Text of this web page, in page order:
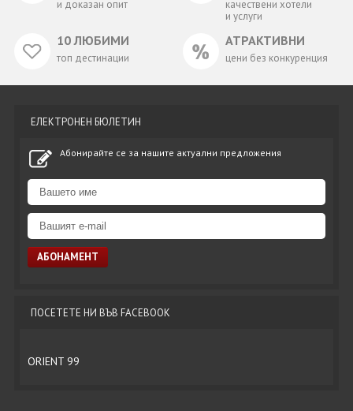
и доказан опит
качествени хотели
и услуги
10 ЛЮБИМИ
топ дестинации
АТРАКТИВНИ
цени без конкуренция
ЕЛЕКТРОНЕН БЮЛЕТИН
Абонирайте се за нашите актуални предложения
ПОСЕТЕТЕ НИ ВЪВ FACEBOOK
ORIENT 99